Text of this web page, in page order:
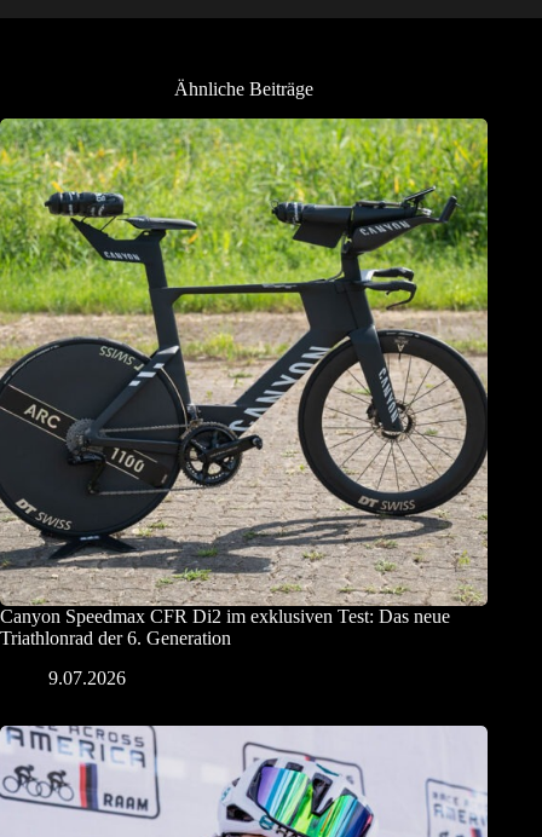
Ähnliche Beiträge
Canyon Speedmax CFR Di2 im exklusiven Test: Das neue
Triathlonrad der 6. Generation
9.07.2026